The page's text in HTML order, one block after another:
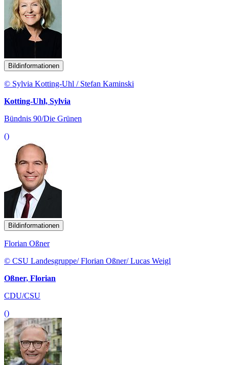
Bildinformationen
© Sylvia Kotting-Uhl / Stefan Kaminski
Kotting-Uhl, Sylvia
Bündnis 90/Die Grünen
()
Bildinformationen
Florian Oßner
© CSU Landesgruppe/ Florian Oßner/ Lucas Weigl
Oßner, Florian
CDU/CSU
()